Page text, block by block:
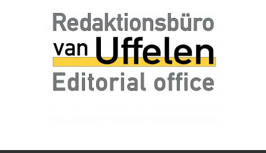
van